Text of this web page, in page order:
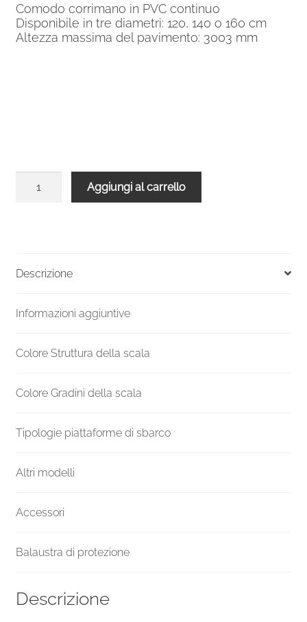
Comodo corrimano in PVC continuo
Disponibile in tre diametri: 120, 140 o 160 cm
Altezza massima del pavimento: 3003 mm
diametro
quantità
Aggiungi al carrello
Descrizione
Informazioni aggiuntive
Colore Struttura della scala
Colore Gradini della scala
Tipologie piattaforme di sbarco
Altri modelli
Accessori
Balaustra di protezione
Descrizione